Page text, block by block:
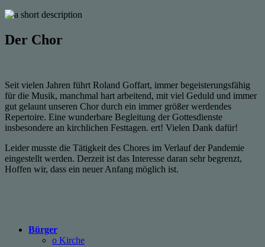
Der Chor
Seit vielen Jahren führt Roland Goffart, immer begeisterungsfähig
für die Musik, manchmal hart arbeitend, mit viel Geduld und immer
gut gelaunt unseren Chor durch ein immer größer werdendes
Repertoire. Eine wunderbare Begleitung der Gottesdienste
insbesondere an kirchlichen Festtagen. ert! Vielen Dank dafür!
Leider musste die Tätigkeit des Chores im Verlauf der Pandemie
eingestellt werden. Derzeit ist das Interesse daran sehr begrenzt,
Hoffen wir, dass ein neuer Anfang möglich ist.
Bürger
o Kirche